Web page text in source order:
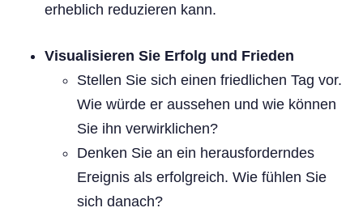
erheblich reduzieren kann.
Visualisieren Sie Erfolg und Frieden
Stellen Sie sich einen friedlichen Tag vor.
Wie würde er aussehen und wie können
Sie ihn verwirklichen?
Denken Sie an ein herausforderndes
Ereignis als erfolgreich. Wie fühlen Sie
sich danach?